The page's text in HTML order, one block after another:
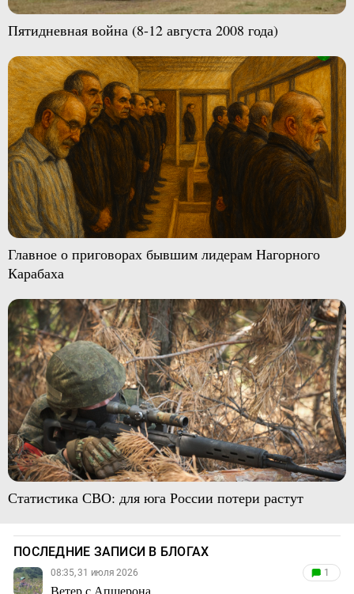
Пятидневная война (8-12 августа 2008 года)
Главное о приговорах бывшим лидерам Нагорного
Карабаха
Статистика СВО: для юга России потери растут
ПОСЛЕДНИЕ ЗАПИСИ В БЛОГАХ
08:35, 31 июля 2026
Ветер с Апшерона
1